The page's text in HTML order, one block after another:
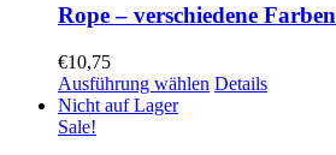
Rope – verschiedene Farben
€10,75
Ausführung wählen Details
Nicht auf Lager
Sale!